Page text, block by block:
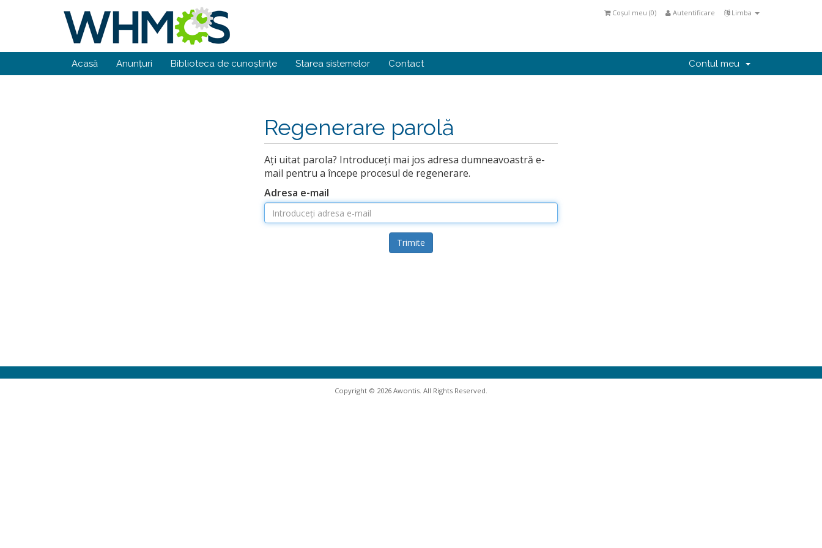
Limba
Autentificare
Coșul meu (0)
Acasă Anunțuri Biblioteca de cunoștințe Starea sistemelor Contact Contul meu
Regenerare parolă
Ați uitat parola? Introduceți mai jos adresa dumneavoastră e-
mail pentru a începe procesul de regenerare.
Adresa e-mail
Trimite
Copyright © 2026 Awontis. All Rights Reserved.